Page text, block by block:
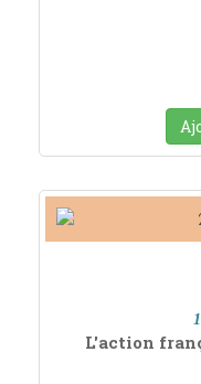
L'action